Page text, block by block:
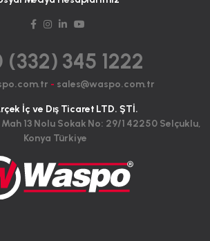
(332) 345 1222
- sales@waspo.com.tr
İç ve Dış Ticaret LTD. ŞTİ.
Mah 13 Nolu Sokak No: 29/1 42250 Selçuklu,
Konya Türkiye